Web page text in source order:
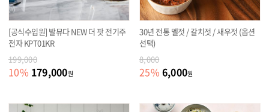
[공식수입원] 발뮤다 NEW 더 팟 전기주
전자 KPT01KR
199,000
10% 179,000원
30년 전통 멜젓 / 갈치젓 / 새우젓 (옵션
선택)
8,000
25% 6,000원